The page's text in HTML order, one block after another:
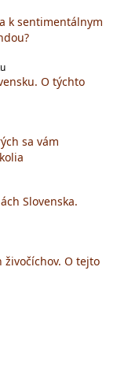
k sentimentálnym
O týchto
sa vám
Slovenska.
živočíchov. O tejto